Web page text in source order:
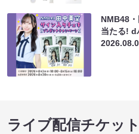
NMB48
当たる! d
ライブ配信チケット